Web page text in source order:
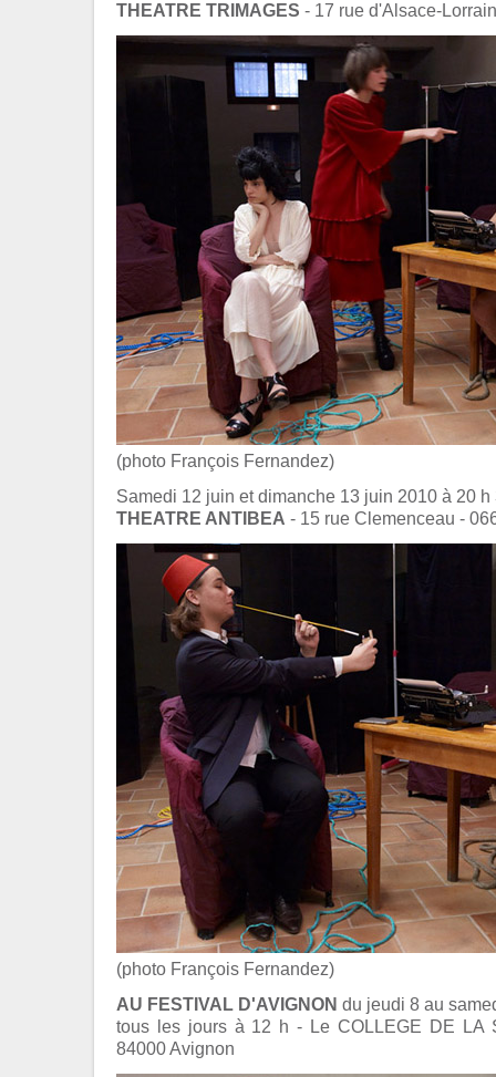
THEATRE TRIMAGES - 17 rue d'Alsace-
(photo François Fernandez)
Samedi 12 juin et dimanche 13 juin 2010 à 20 h
THEATRE ANTIBEA - 15 rue Clemenceau -
(photo François Fernandez)
AU FESTIVAL D'AVIGNON du jeudi 8 au
tous les jours à 12 h - Le COLLEGE DE LA
84000 Avignon